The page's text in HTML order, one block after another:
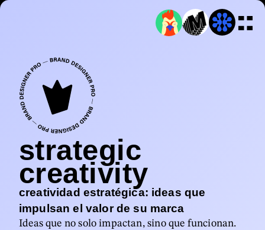
strategic
creativity
creatividad estratégica: ideas que
impulsan el valor de su marca
Ideas que no solo impactan, sino que funcionan.